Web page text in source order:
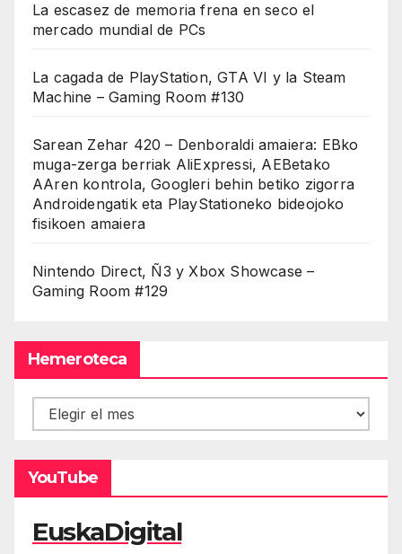
La escasez de memoria frena en seco el
mercado mundial de PCs
La cagada de PlayStation, GTA VI y la Steam
Machine – Gaming Room #130
Sarean Zehar 420 – Denboraldi amaiera: EBko
muga-zerga berriak AliExpressi, AEBetako
AAren kontrola, Googleri behin betiko zigorra
Androidengatik eta PlayStationeko bideojoko
fisikoen amaiera
Nintendo Direct, Ñ3 y Xbox Showcase –
Gaming Room #129
Hemeroteca
Hemeroteca
YouTube
EuskaDigital